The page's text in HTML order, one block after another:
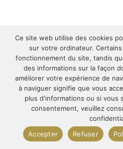
Ce site web utilise des cookies
sur votre ordinateur.
fonctionnement du site, tandis
des informations sur la façon
améliorer votre expérience de
à naviguer signifie que vous
plus d'informations ou si vous
consentement, veuillez
Accepter
Refuser